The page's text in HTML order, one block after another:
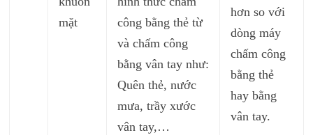
mặt
công bằng thẻ từ
và chấm công
bằng vân tay như:
Quên thẻ, nước
mưa, trầy xước
vân tay,…
hơn so với
dòng máy
chấm công
bằng thẻ
hay bằng
vân tay.